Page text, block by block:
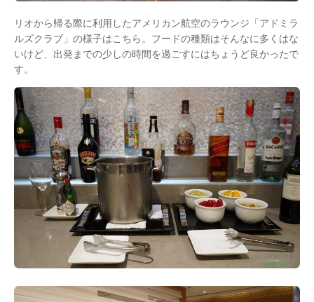
リオから帰る際に利用したアメリカン航空のラウンジ「アドミラ
ルズクラブ」の様子はこちら。フードの種類はそんなに多くはな
いけど、出発までの少しの時間を過ごすにはちょうど良かったで
す。